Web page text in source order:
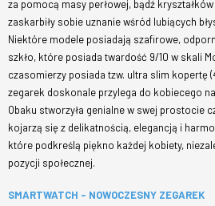
za pomocą masy perłowej, bądź
zaskarbiły sobie uznanie wśród lubiących
Niektóre modele posiadają szafirowe,
szkło, które posiada twardość 9/10 w skali
czasomierzy posiada tzw. ultra slim kopertę
zegarek doskonale przylega do kobiecego
Obaku stworzyła genialne w swej prostocie
kojarzą się z delikatnością, elegancją i
które podkreślą piękno każdej kobiety,
pozycji społecznej.
SMARTWATCH – NOWOCZESNY ZEGAREK